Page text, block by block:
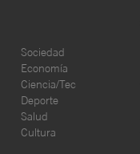
Sociedad
Economía
Ciencia/Tec
Deporte
Salud
Cultura